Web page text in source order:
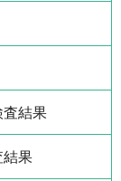
査結果
結果